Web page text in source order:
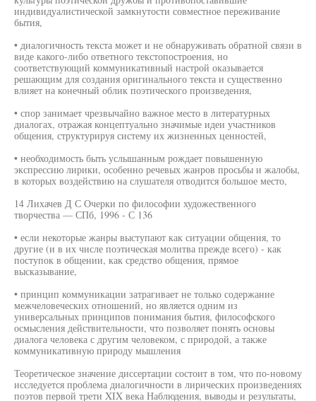
индивидуалистической замкнутости совместное переживание
бытия,
• диалогичность текста может и не обнаруживать обратной связи в
виде какого-либо ответного текстопостроения, но
соответствующий коммуникативный настрой оказывается
решающим для создания оригинального текста и существенно
влияет на конечный облик поэтического произведения,
• спор занимает чрезвычайно важное место в литературных
диалогах, отражая концептуально значимые идеи участников
общения, структурируя систему их жизненных ценностей,
• необходимость быть услышанным рождает повышенную
экспрессию лирики, особенно речевых жанров просьбы и жалобы,
в которых воздействию на слушателя отводится большое место,
14 Лихачев Д С Очерки по философии художественного
творчества — СПб, 1996 - С 136
• если некоторые жанры выступают как ситуации общения, то
другие (и в их числе поэтическая молитва прежде всего) - как
поступок в общении, как средство общения, прямое
высказывание,
• принцип коммуникации затрагивает не только содержание
межчеловеческих отношений, но является одним из
универсальных принципов понимания бытия, философского
осмысления действительности, что позволяет понять основы
диалога человека с другим человеком, с природой, а также
коммуникативную природу мышления
Теоретическое значение диссертации состоит в том, что по-новому
исследуется проблема диалогичности в лирических произведениях
поэтов первой трети XIX века Наблюдения, выводы и результаты,